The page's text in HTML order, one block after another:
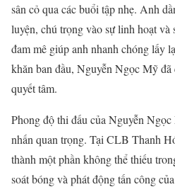
sân cỏ qua các buổi tập nhẹ. Anh
luyện, chú trọng vào sự linh hoạt và
đam mê giúp anh nhanh chóng lấy
khăn ban đầu, Nguyễn Ngọc Mỹ
quyết tâm.
Phong độ thi đấu của Nguyễn
nhấn quan trọng. Tại CLB Thanh
thành một phần không thể thiếu
soát bóng và phát động tấn công